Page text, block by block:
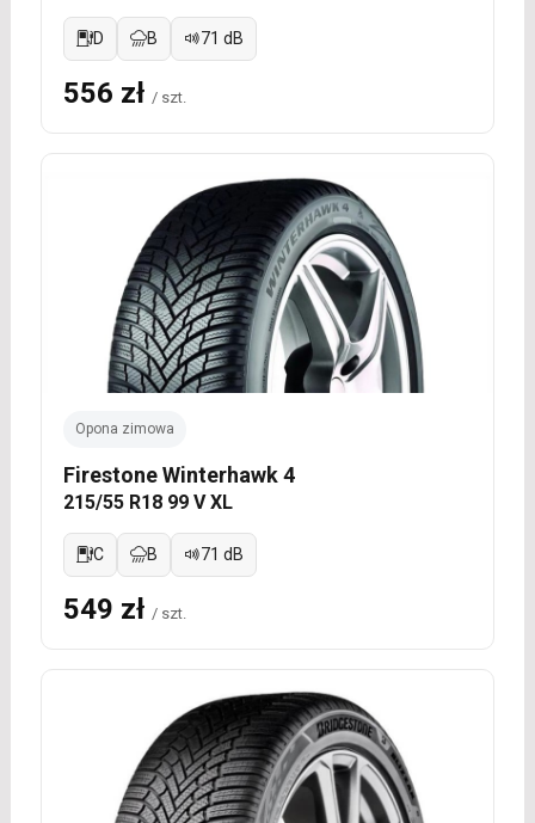
D B 71 dB
556 zł / szt.
Opona zimowa
Firestone Winterhawk 4
215/55 R18 99 V XL
C B 71 dB
549 zł / szt.